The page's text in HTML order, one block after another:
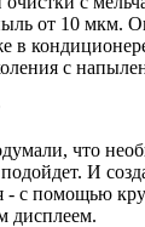
от 10 мкм.
в
с
что
И
- с помощью
дисплеем.